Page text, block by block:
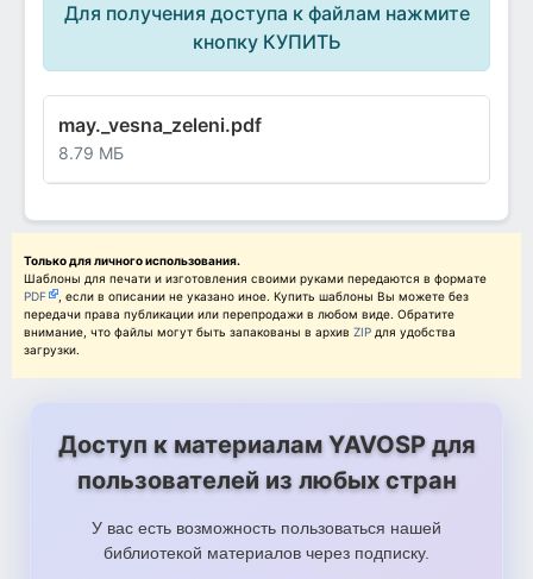
Для получения доступа к файлам нажмите
кнопку КУПИТЬ
may._vesna_zeleni.pdf
8.79 МБ
Только для личного использования.
Шаблоны для печати и изготовления своими руками передаются в формате
PDF
, если в описании не указано иное. Купить шаблоны Вы можете без
передачи права публикации или перепродажи в любом виде. Обратите
внимание, что файлы могут быть запакованы в архив ZIP для удобства
загрузки.
Доступ к материалам YAVOSP для
пользователей из любых стран
У вас есть возможность пользоваться нашей
библиотекой материалов через подписку.